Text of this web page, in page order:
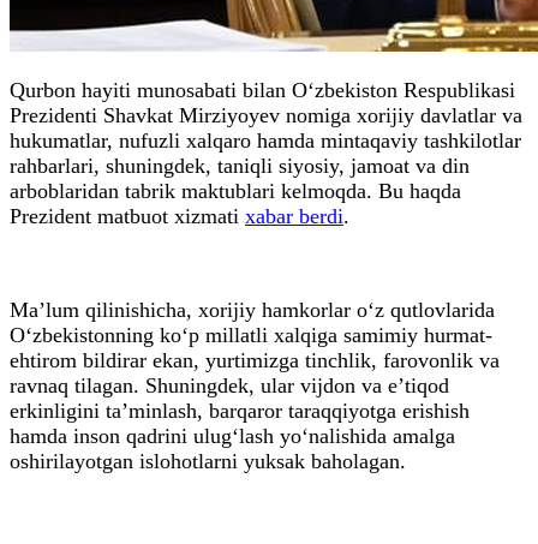
Qurbon hayiti munosabati bilan O‘zbekiston Respublikasi
Prezidenti Shavkat Mirziyoyev nomiga xorijiy davlatlar va
hukumatlar, nufuzli xalqaro hamda mintaqaviy tashkilotlar
rahbarlari, shuningdek, taniqli siyosiy, jamoat va din
arboblaridan tabrik maktublari kelmoqda. Bu haqda
Prezident matbuot xizmati xabar berdi.
Ma’lum qilinishicha, xorijiy hamkorlar o‘z qutlovlarida
O‘zbekistonning ko‘p millatli xalqiga samimiy hurmat-
ehtirom bildirar ekan, yurtimizga tinchlik, farovonlik va
ravnaq tilagan. Shuningdek, ular vijdon va e’tiqod
erkinligini ta’minlash, barqaror taraqqiyotga erishish
hamda inson qadrini ulug‘lash yo‘nalishida amalga
oshirilayotgan islohotlarni yuksak baholagan.